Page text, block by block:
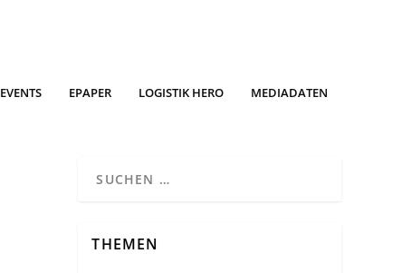
EVENTS EPAPER LOGISTIK HERO MEDIADATEN
THEMEN